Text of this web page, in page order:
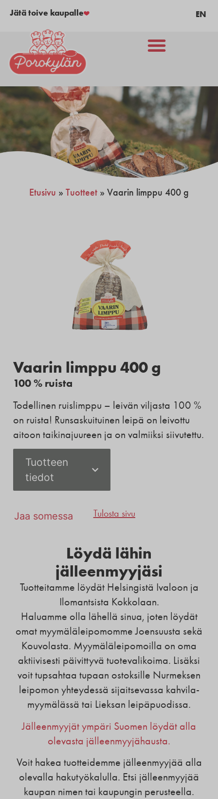
Jätä toive kaupalle EN
Etusivu » Tuotteet » Vaarin limppu 400 g
Vaarin limppu 400 g
100 % ruista
Todellinen ruislimppu – leivän viljasta 100 %
on ruista! Runsaskuituinen leipä on leivottu
aitoon taikinajuureen ja on valmiiksi siivutettu.
Tuotteen
tiedot
Jaa somessa Tulosta sivu
Löydä lähin
jälleenmyyjäsi
Tuotteitamme löydät Helsingistä Ivaloon ja
Ilomantsista Kokkolaan.
Haluamme olla lähellä sinua, joten löydät
omat myymäläleipomomme Joensuusta sekä
Kouvolasta. Myymäläleipomoilla on oma
aktiivisesti päivittyvä tuotevalikoima. Lisäksi
voit tupsahtaa tupaan ostoksille Nurmeksen
leipomon yhteydessä sijaitsevassa kahvila-
myymälässä tai Lieksan leipäpuodissa.
Jälleenmyyjät ympäri Suomen löydät alla
olevasta jälleenmyyjähausta.
Voit hakea tuotteidemme jälleenmyyjää alla
olevalla hakutyökalulla. Etsi jälleenmyyjää
kaupan nimen tai kaupungin perusteella.